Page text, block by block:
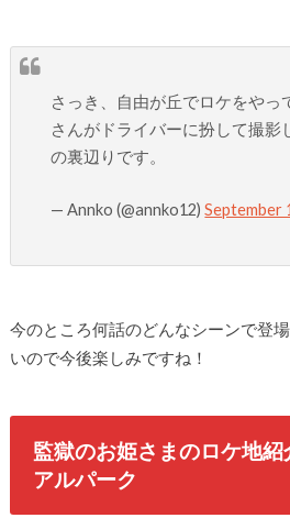
さっき、自由が丘でロケをやっ
さんがドライバーに扮して撮影
の裏辺りです。
— Annko (@annko12)September
今のところ何話のどんなシーンで登
いので今後楽しみですね！
監獄のお姫さまのロケ地紹
アルパーク